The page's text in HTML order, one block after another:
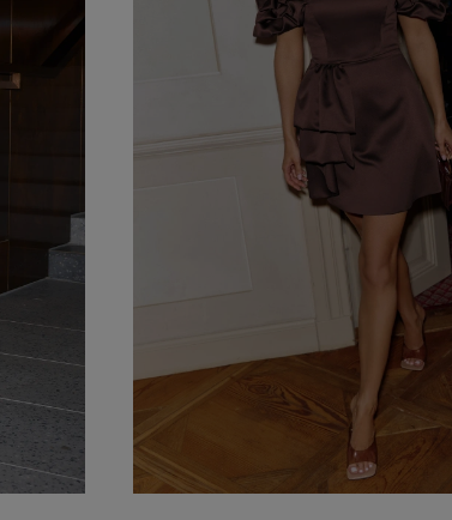
V-NECKLINE
BLACK
PINK
GREY
PRINTS